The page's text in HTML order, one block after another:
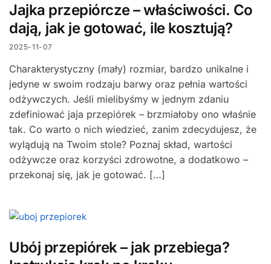
Jajka przepiórcze – właściwości. Co
dają, jak je gotować, ile kosztują?
2025-11-07
Charakterystyczny (mały) rozmiar, bardzo unikalne i
jedyne w swoim rodzaju barwy oraz pełnia wartości
odżywczych. Jeśli mielibyśmy w jednym zdaniu
zdefiniować jaja przepiórek – brzmiałoby ono właśnie
tak. Co warto o nich wiedzieć, zanim zdecydujesz, że
wylądują na Twoim stole? Poznaj skład, wartości
odżywcze oraz korzyści zdrowotne, a dodatkowo –
przekonaj się, jak je gotować. […]
Ubój przepiórek – jak przebiega?